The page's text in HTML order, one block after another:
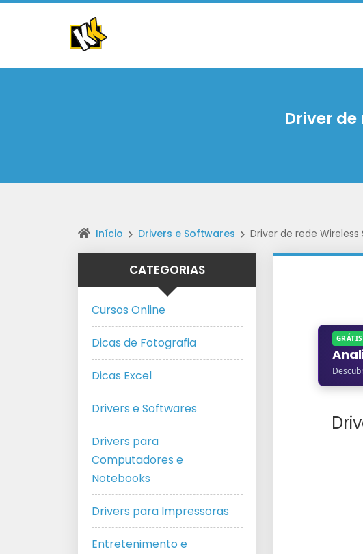
Driver de
Início Drivers e Softwares Driver de rede Wireless
GRÁTIS
CATEGORIAS
Cursos Online
Dicas de Fotografia
Dicas Excel
Drivers e Softwares
Drivers para
Computadores e
Notebooks
Drivers para Impressoras
Entretenimento e